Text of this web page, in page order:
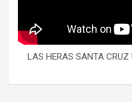
LAS HERAS SANTA